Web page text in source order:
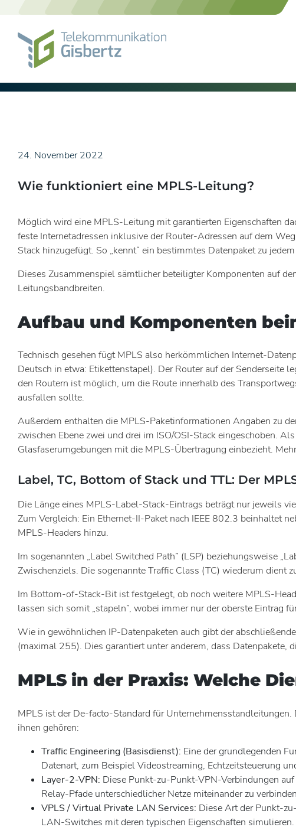
Skip
24. November 2022
Wie funktioniert eine MPLS-Leitung?
Möglich wird eine MPLS-Leitung mit garantierten Eigenschaften
feste Internetadressen inklusive der Router-Adressen auf dem
Stack hinzugefügt. So „kennt“ ein bestimmtes Datenpaket zu
Dieses Zusammenspiel sämtlicher beteiligter Komponenten auf
Leitungsbandbreiten.
Aufbau und Komponenten
Technisch gesehen fügt MPLS also herkömmlichen Internet-
Deutsch in etwa: Etikettenstapel). Der Router auf der Senderseite
den Routern ist möglich, um die Route innerhalb des
ausfallen sollte.
Außerdem enthalten die MPLS-Paketinformationen Angaben zu
zwischen Ebene zwei und drei im ISO/OSI-Stack eingeschoben.
Glasfaserumgebungen mit die MPLS-Übertragung einbezieht.
Label, TC, Bottom of Stack und TTL: Der
Die Länge eines MPLS-Label-Stack-Eintrags beträgt nur jeweils
Zum Vergleich: Ein Ethernet-II-Paket nach IEEE 802.3 beinhaltet
MPLS-Headers hinzu.
Im sogenannten „Label Switched Path” (LSP) beziehungsweise
Zwischenziels. Die sogenannte Traffic Class (TC) wiederum dient
Im Bottom-of-Stack-Bit ist festgelegt, ob noch weitere MPLS-
lassen sich somit „stapeln”, wobei immer nur der oberste Eintrag
Wie in gewöhnlichen IP-Datenpaketen auch gibt der
(maximal 255). Dies garantiert unter anderem, dass
MPLS in der Praxis: Welche
MPLS ist der De-facto-Standard für
ihnen gehören:
Traffic Engineering (Basisdienst): Eine der grundlegenden
Datenart, zum Beispiel Videostreaming, Echtzeitsteuerung
Layer-2-VPN: Diese Punkt-zu-Punkt-VPN-Verbindungen
Relay-Pfade unterschiedlicher Netze miteinander zu
VPLS / Virtual Private LAN Services: Diese Art der Punkt-
LAN-Switches mit deren typischen Eigenschaften simulieren.